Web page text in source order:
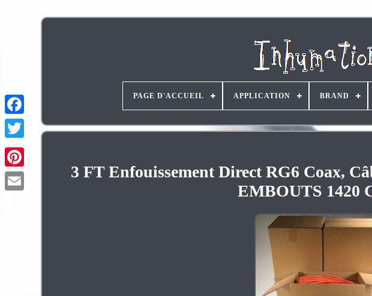
Pinterest
PAGE D'ACCUEIL APPLICATION BRAND
3 FT Enfouissement Direct RG6 Coax,
EMBOUTS 1420